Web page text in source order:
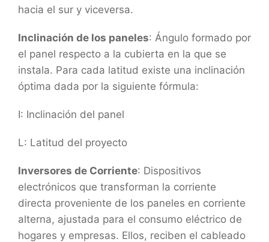
hacia el sur y viceversa.
Inclinación de los paneles: Ángulo formado por
el panel respecto a la cubierta en la que se
instala. Para cada latitud existe una inclinación
óptima dada por la siguiente fórmula:
I: Inclinación del panel
L: Latitud del proyecto
Inversores de Corriente: Dispositivos
electrónicos que transforman la corriente
directa proveniente de los paneles en corriente
alterna, ajustada para el consumo eléctrico de
hogares y empresas. Ellos, reciben el cableado